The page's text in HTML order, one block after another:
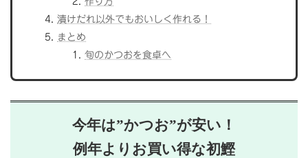
漬けだれ以外でもおいしく作れる！
まとめ
旬のかつおを食卓へ
今年は”かつお”が安い！
例年よりお買い得な初鰹